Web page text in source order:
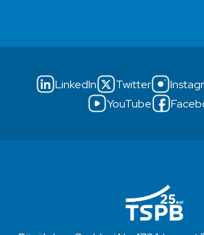
LinkedIn Twitter
YouTube